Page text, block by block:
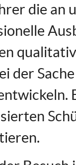
die an
der